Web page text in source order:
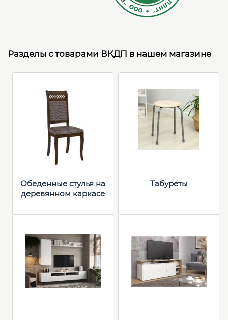
Разделы с товарами ВКДП в нашем магазине
Обеденные стулья на
деревянном каркасе
Табуреты